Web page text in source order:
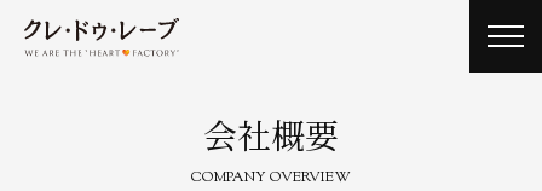
会社概要
COMPANY OVERVIEW